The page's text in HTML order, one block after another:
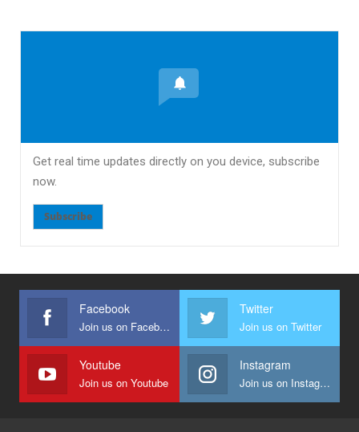
Get real time updates directly on you device, subscribe
now.
Subscribe
Facebook
Join us on Facebook
Twitter
Join us on Twitter
Youtube
Join us on Youtube
Instagram
Join us on Instagram